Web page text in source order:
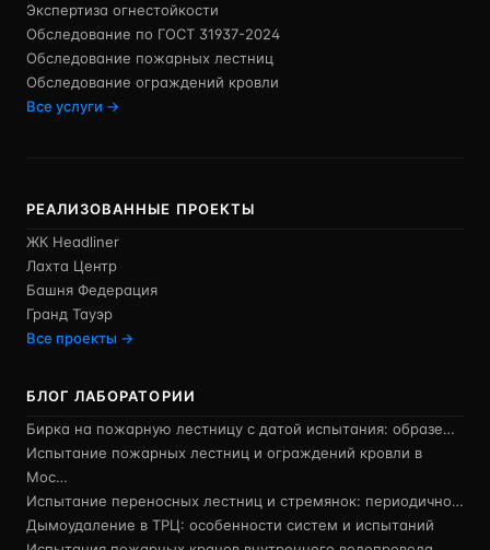
Экспертиза огнестойкости
Обследование по ГОСТ 31937-2024
Обследование пожарных лестниц
Обследование ограждений кровли
Все услуги →
РЕАЛИЗОВАННЫЕ ПРОЕКТЫ
ЖК Headliner
Лахта Центр
Башня Федерация
Гранд Тауэр
Все проекты →
БЛОГ ЛАБОРАТОРИИ
Бирка на пожарную лестницу с датой испытания: образе…
Испытание пожарных лестниц и ограждений кровли в
Мос…
Испытание переносных лестниц и стремянок: периодично…
Дымоудаление в ТРЦ: особенности систем и испытаний